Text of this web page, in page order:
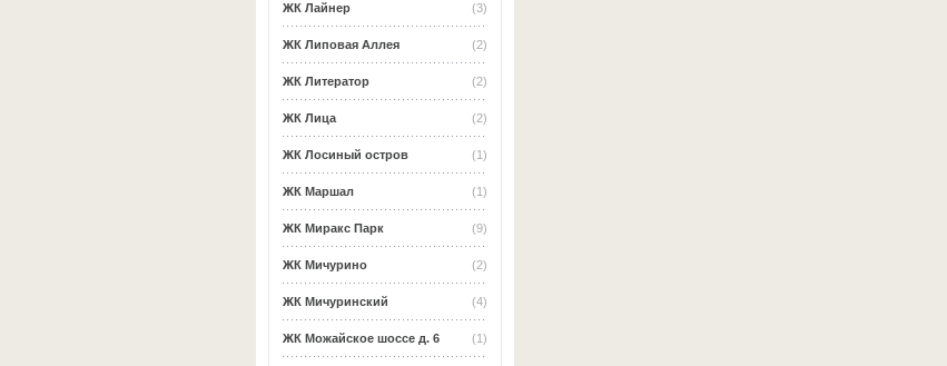
(3)
ЖК Лайнер
(2)
ЖК Липовая Аллея
(2)
ЖК Литератор
(2)
ЖК Лица
(1)
ЖК Лосиный остров
(1)
ЖК Маршал
(9)
ЖК Миракс Парк
(2)
ЖК Мичурино
(4)
ЖК Мичуринский
(1)
ЖК Можайское шоссе д. 6